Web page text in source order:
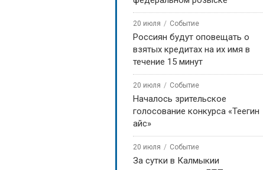
20 июля Событие
Россиян будут оповещать о
взятых кредитах на их имя в
течение 15 минут
20 июля Событие
Началось зрительское
голосование конкурса «Теегин
айс»
20 июля Событие
За сутки в Калмыкии